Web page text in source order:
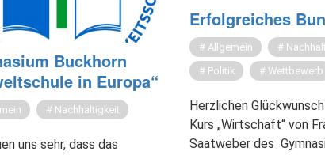
Buck­horn
in Eu­ro­pa“
Nachhaltigkeit
uns sehr, dass das
Er­folg­rei­ches
Allgemein
Politik
Wettbewerb
Herzlichen
Kurs „Wirtschaft“ von
Saatweber des